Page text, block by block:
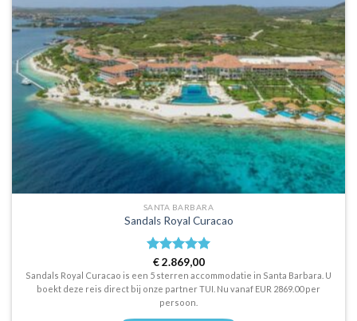
SANTA BARBARA
Sandals Royal Curacao
Waardering
5uit 5
€2.869,00
Sandals Royal Curacao is een 5 sterren accommodatie in Santa Barbara. U
boekt deze reis direct bij onze partner TUI. Nu vanaf EUR 2869.00 per
persoon.